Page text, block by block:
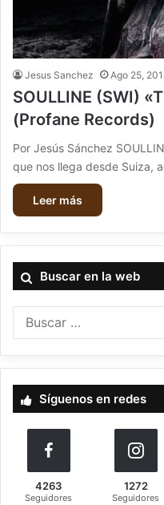
Jesus Sanchez Ago 25,
SOULLINE (SWI)
(Profane Records)
Por Jesús Sánchez
que nos llega desde Suiza,
Leer más
Buscar en la web
Síguenos en redes
4263
Seguidores
1272
Seguidores